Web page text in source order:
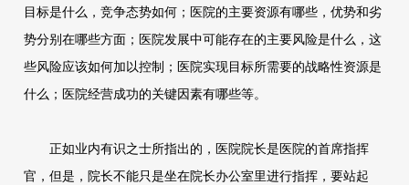
目标是什么，竞争态势如何；医院的主要资源有哪些，优势和劣
势分别在哪些方面；医院发展中可能存在的主要风险是什么，这
些风险应该如何加以控制；医院实现目标所需要的战略性资源是
什么；医院经营成功的关键因素有哪些等。
正如业内有识之士所指出的，医院院长是医院的首席指挥
官，但是，院长不能只是坐在院长办公室里进行指挥，要站起